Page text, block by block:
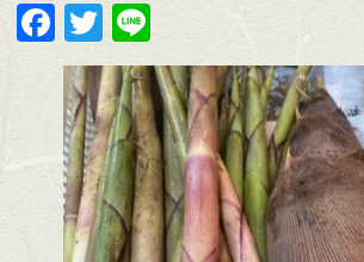
Facebook
Twitter